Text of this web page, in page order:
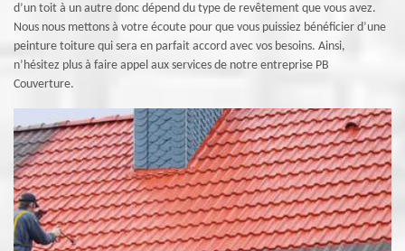
d’un toit à un autre donc dépend du type de revêtement que vous avez.
Nous nous mettons à votre écoute pour que vous puissiez bénéficier d’une
peinture toiture qui sera en parfait accord avec vos besoins. Ainsi,
n’hésitez plus à faire appel aux services de notre entreprise PB
Couverture.